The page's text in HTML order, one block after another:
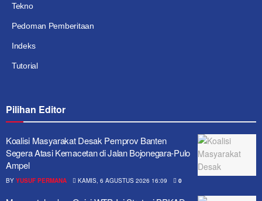
Tekno
Pedoman Pemberitaan
Indeks
Tutorial
Pilihan Editor
Koalisi Masyarakat Desak Pemprov Banten
Segera Atasi Kemacetan di Jalan Bojonegara-Pulo
Ampel
BY YUSUF PERMANA KAMIS, 6 AGUSTUS 2026 16:09 0